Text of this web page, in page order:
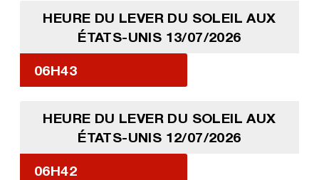
HEURE DU LEVER DU SOLEIL AUX
ÉTATS-UNIS 13/07/2026
06H43
HEURE DU LEVER DU SOLEIL AUX
ÉTATS-UNIS 12/07/2026
06H42